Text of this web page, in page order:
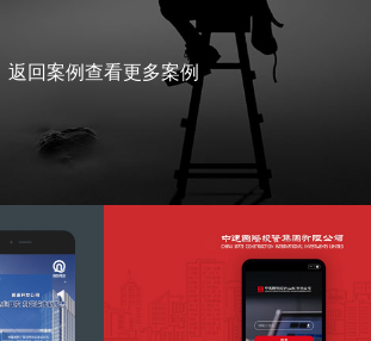
返回案例查看更多案例
计
中建国际投资集团
小程序开发